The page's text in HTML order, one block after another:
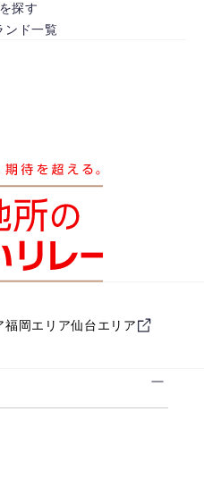
探す
ンド一覧
福岡エリア仙台エリア